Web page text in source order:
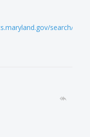
search/